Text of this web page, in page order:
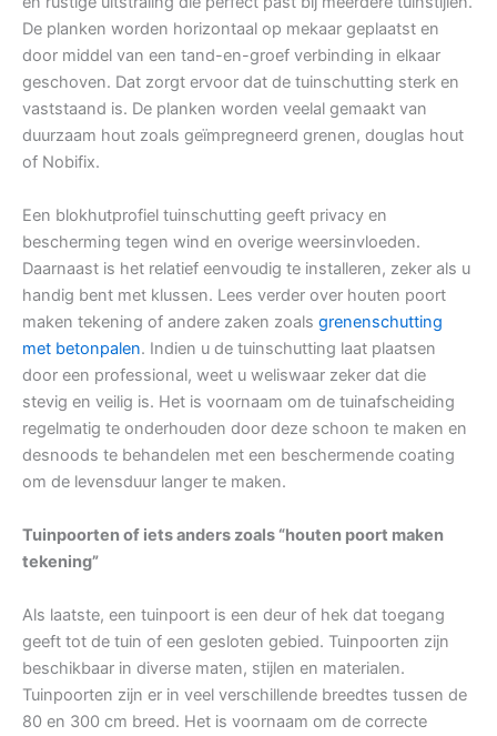
De planken worden horizontaal op mekaar geplaatst en
door middel van een tand-en-groef verbinding in elkaar
geschoven. Dat zorgt ervoor dat de tuinschutting sterk en
vaststaand is. De planken worden veelal gemaakt van
duurzaam hout zoals geïmpregneerd grenen, douglas hout
of Nobifix.
Een blokhutprofiel tuinschutting geeft privacy en
bescherming tegen wind en overige weersinvloeden.
Daarnaast is het relatief eenvoudig te installeren, zeker als u
handig bent met klussen. Lees verder over houten poort
maken tekening of andere zaken zoals grenenschutting
met betonpalen. Indien u de tuinschutting laat plaatsen
door een professional, weet u weliswaar zeker dat die
stevig en veilig is. Het is voornaam om de tuinafscheiding
regelmatig te onderhouden door deze schoon te maken en
desnoods te behandelen met een beschermende coating
om de levensduur langer te maken.
Tuinpoorten of iets anders zoals “houten poort maken
tekening”
Als laatste, een tuinpoort is een deur of hek dat toegang
geeft tot de tuin of een gesloten gebied. Tuinpoorten zijn
beschikbaar in diverse maten, stijlen en materialen.
Tuinpoorten zijn er in veel verschillende breedtes tussen de
80 en 300 cm breed. Het is voornaam om de correcte